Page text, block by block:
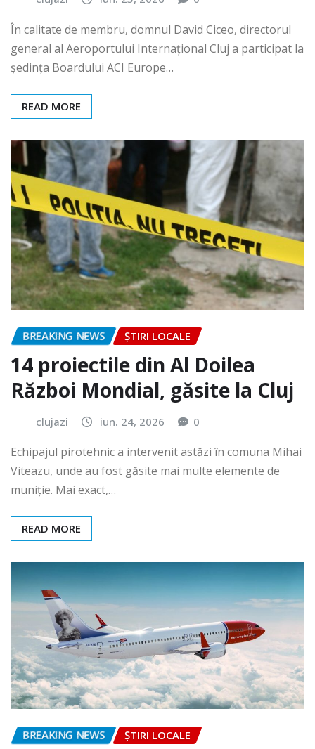
În calitate de membru, domnul David Ciceo, directorul
general al Aeroportului Internațional Cluj a participat la
ședința Boardului ACI Europe…
READ MORE
BREAKING NEWS ȘTIRI LOCALE
14 proiectile din Al Doilea
Război Mondial, găsite la Cluj
clujazi iun. 24, 2026 0
Echipajul pirotehnic a intervenit astăzi în comuna Mihai
Viteazu, unde au fost găsite mai multe elemente de
muniție. Mai exact,…
READ MORE
BREAKING NEWS ȘTIRI LOCALE